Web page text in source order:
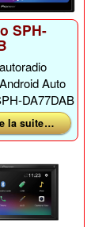
SPH-
Auto
DA77DAB
la suite …